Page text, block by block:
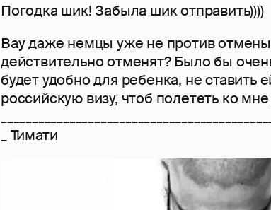
Погодка шик! Забыла шик отправить))))
Вау даже немцы уже не против
действительно отменят? Было бы
будет удобно для ребенка, не ставить
российскую визу, чтоб полететь ко
_ Тимати